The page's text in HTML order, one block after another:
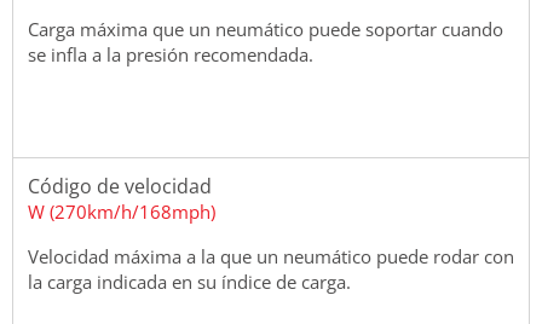
Carga máxima que un neumático puede soportar cuando
se infla a la presión recomendada.
Código de velocidad
W (270km/h/168mph)
Velocidad máxima a la que un neumático puede rodar con
la carga indicada en su índice de carga.